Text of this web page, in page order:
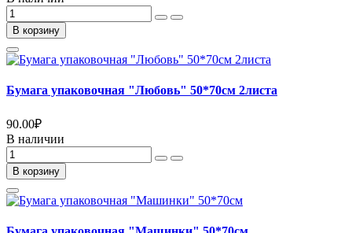
В корзину
Бумага упаковочная "Любовь" 50*70см 2листа
90.00₽
В наличии
В корзину